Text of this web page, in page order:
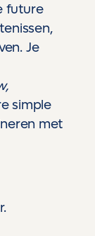
future
Je
simple
met